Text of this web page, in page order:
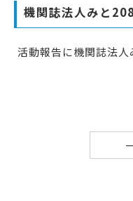
機関誌法人みと
活動報告に機関誌法人